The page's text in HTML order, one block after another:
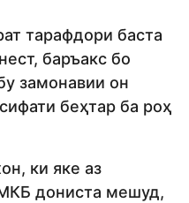
тарафдори баста
баръакс бо
замонавии он
беҳтар ба роҳ
ки яке аз
дониста мешуд,